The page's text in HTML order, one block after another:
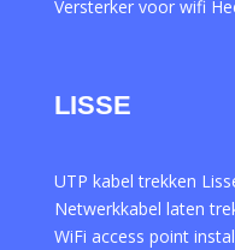
Versterker voor wifi
LISSE
UTP kabel trekken
Netwerkkabel laten
WiFi access point